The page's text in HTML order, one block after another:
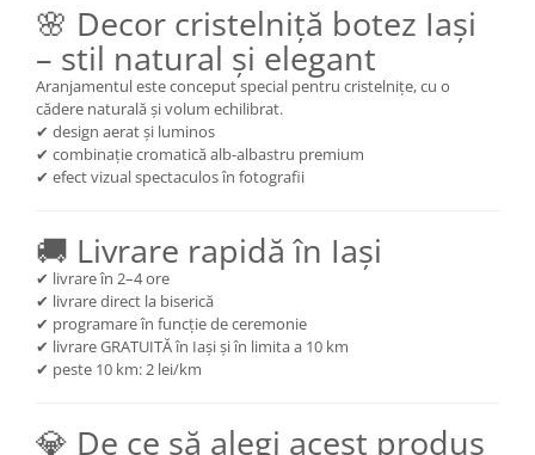
🌸 Decor cristelniță botez Iași
– stil natural și elegant
Aranjamentul este conceput special pentru cristelnițe, cu o
cădere naturală și volum echilibrat.
✔ design aerat și luminos
✔ combinație cromatică alb-albastru premium
✔ efect vizual spectaculos în fotografii
🚚 Livrare rapidă în Iași
✔ livrare în 2–4 ore
✔ livrare direct la biserică
✔ programare în funcție de ceremonie
✔ livrare GRATUITĂ în Iași și în limita a 10 km
✔ peste 10 km: 2 lei/km
💎 De ce să alegi acest produs